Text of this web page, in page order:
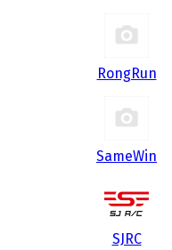
RongRun
SameWin
SJRC